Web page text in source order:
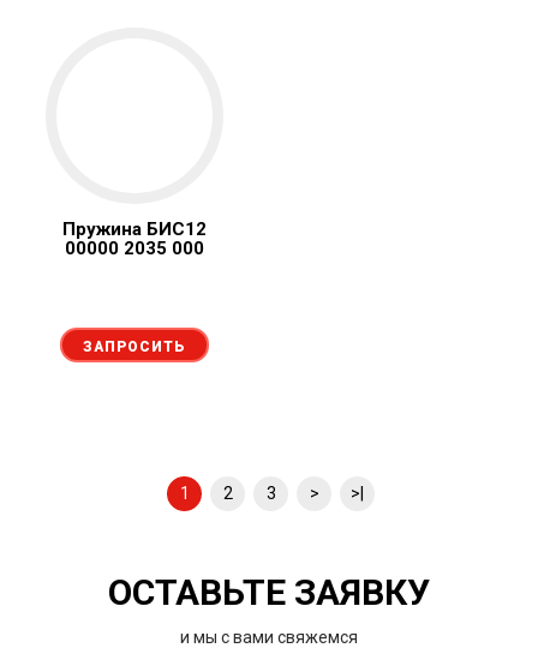
Пружина БИС12
00000 2035 000
ЗАПРОСИТЬ
1 2 3 > >|
ОСТАВЬТЕ ЗАЯВКУ
и мы с вами свяжемся